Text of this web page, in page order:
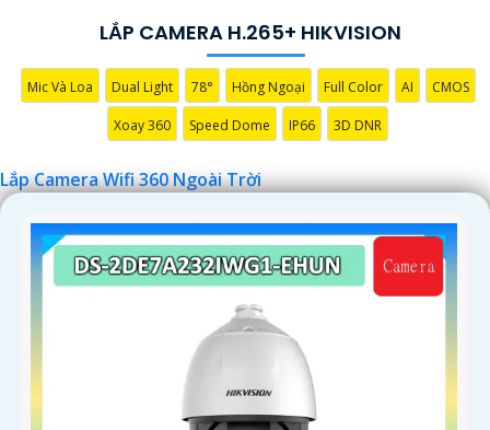
LẮP CAMERA H.265+ HIKVISION
Mic Và Loa Dual Light 78° Hồng Ngoại Full Color AI CMOS
Xoay 360 Speed Dome IP66 3D DNR
Lắp Camera Wifi 360 Ngoài Trời